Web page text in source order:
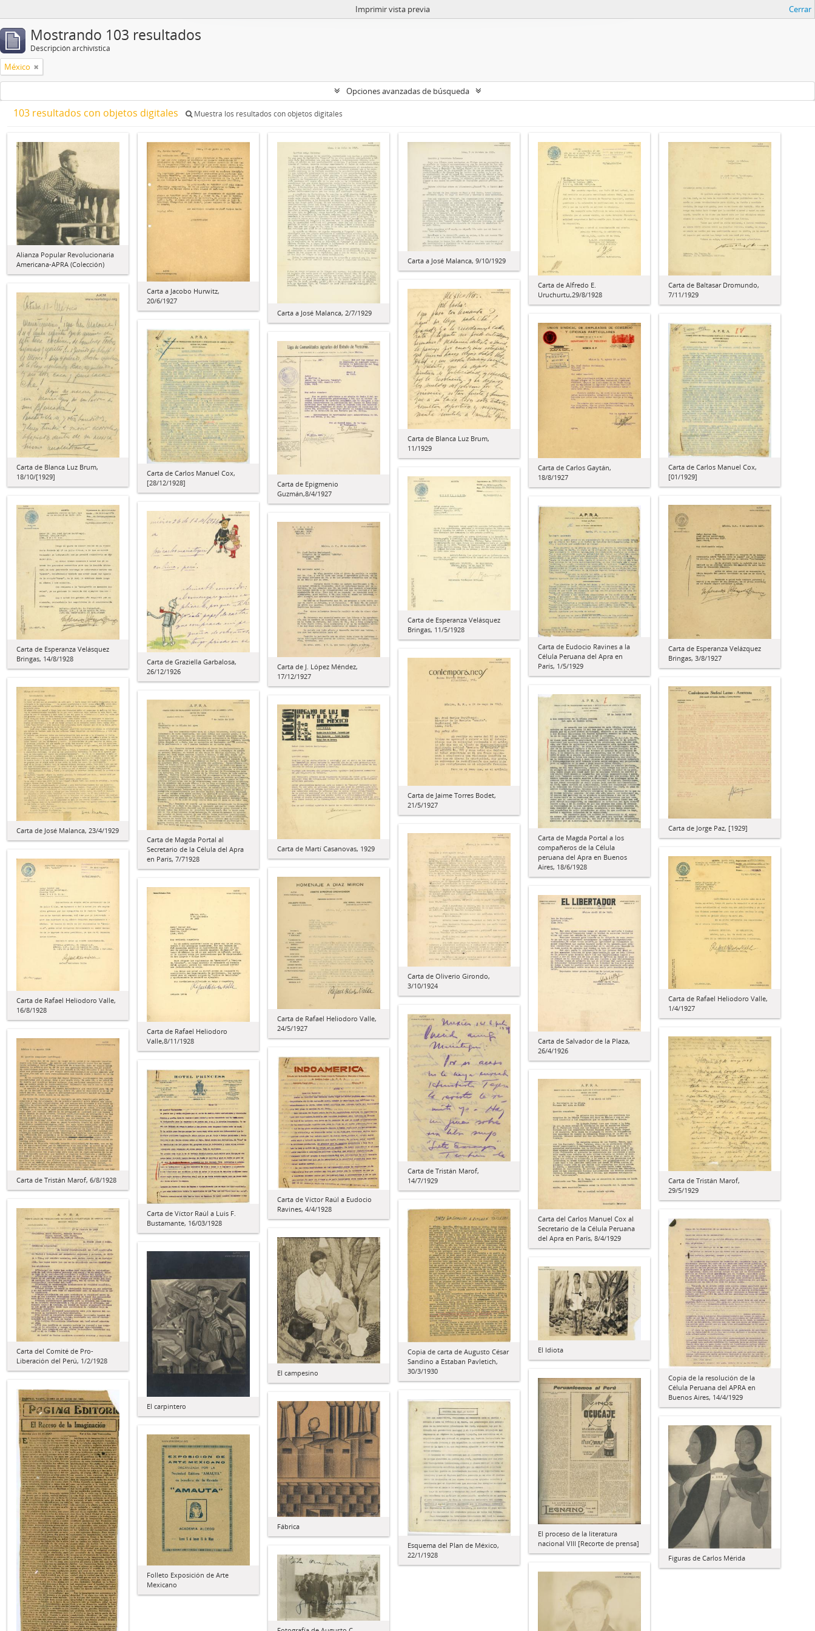
Imprimir vista previa Cerrar
Mostrando 103 resultados
Descripción archivística
México
Opciones avanzadas de búsqueda
103 resultados con objetos digitales Muestra los resultados con objetos digitales
Alianza Popular Revolucionaria
Americana-APRA (Colección)
Carta a Jacobo Hurwitz,
20/6/1927
Carta a José Malanca, 2/7/1929
Carta a José Malanca, 9/10/1929
Carta de Alfredo E.
Uruchurtu,29/8/1928
Carta de Baltasar Dromundo,
7/11/1929
Carta de Blanca Luz Brum,
11/1929
Carta de Blanca Luz Brum,
18/10/[1929]
Carta de Carlos Gaytán,
18/8/1927
Carta de Carlos Manuel Cox,
[01/1929]
Carta de Carlos Manuel Cox,
[28/12/1928]
Carta de Epigmenio
Guzmán,8/4/1927
Carta de Esperanza Velásquez
Bringas, 11/5/1928
Carta de Esperanza Velásquez
Bringas, 14/8/1928
Carta de Esperanza Velázquez
Bringas, 3/8/1927
Carta de Eudocio Ravines a la
Célula Peruana del Apra en
París, 1/5/1929
Carta de Graziella Garbalosa,
26/12/1926
Carta de J. López Méndez,
17/12/1927
Carta de Jaime Torres Bodet,
21/5/1927
Carta de Jorge Paz, [1929]
Carta de José Malanca, 23/4/1929
Carta de Magda Portal a los
compañeros de la Célula
peruana del Apra en Buenos
Aires, 18/6/1928
Carta de Magda Portal al
Secretario de la Célula del Apra
en París, 7/71928
Carta de Martí Casanovas, 1929
Carta de Oliverio Girondo,
3/10/1924
Carta de Rafael Heliodoro Valle,
1/4/1927
Carta de Rafael Heliodoro Valle,
16/8/1928
Carta de Rafael Heliodoro Valle,
24/5/1927
Carta de Rafael Heliodoro
Valle,8/11/1928
Carta de Salvador de la Plaza,
26/4/1926
Carta de Tristán Marof,
14/7/1929
Carta de Tristán Marof,
29/5/1929
Carta de Tristán Marof, 6/8/1928
Carta de Víctor Raúl a Eudocio
Ravines, 4/4/1928
Carta de Víctor Raúl a Luis F.
Bustamante, 16/03/1928
Carta del Carlos Manuel Cox al
Secretario de la Célula Peruana
del Apra en París, 8/4/1929
Carta del Comité de Pro-
Liberación del Perú, 1/2/1928
Copia de carta de Augusto César
Sandino a Estaban Pavletich,
30/3/1930
Copia de la resolución de la
Célula Peruana del APRA en
Buenos Aires, 14/4/1929
El campesino
El carpintero
El Idiota
El proceso de la literatura
nacional VIII [Recorte de prensa]
Esquema del Plan de México,
22/1/1928
Fábrica
Figuras de Carlos Mérida
Folleto Exposición de Arte
Mexicano